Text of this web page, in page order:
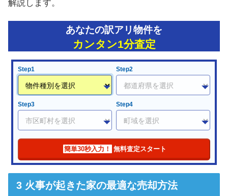
解説します。
あなたの訳アリ物件を
カンタン1分査定
Step1 Step2
Step3 Step4
簡単30秒入力！ 無料査定スタート
火事が起きた家の最適な売却方法